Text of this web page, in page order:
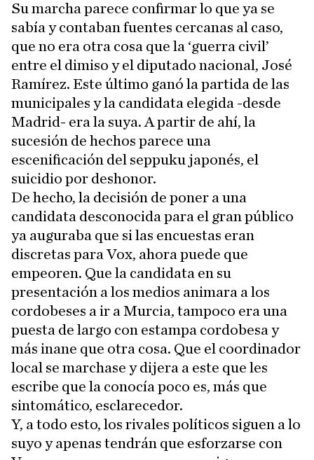
Su marcha parece confirmar lo que ya se
sabía y contaban fuentes cercanas al caso,
que no era otra cosa que la ‘guerra civil’
entre el dimiso y el diputado nacional, José
Ramírez. Este último ganó la partida de las
municipales y la candidata elegida -desde
Madrid- era la suya. A partir de ahí, la
sucesión de hechos parece una
escenificación del seppuku japonés, el
suicidio por deshonor.
De hecho, la decisión de poner a una
candidata desconocida para el gran público
ya auguraba que si las encuestas eran
discretas para Vox, ahora puede que
empeoren. Que la candidata en su
presentación a los medios animara a los
cordobeses a ir a Murcia, tampoco era una
puesta de largo con estampa cordobesa y
más inane que otra cosa. Que el coordinador
local se marchase y dijera a este que les
escribe que la conocía poco es, más que
sintomático, esclarecedor.
Y, a todo esto, los rivales políticos siguen a lo
suyo y apenas tendrán que esforzarse con